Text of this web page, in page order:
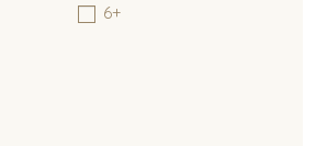
Zabawki dla dzieci do 1 roku
6+